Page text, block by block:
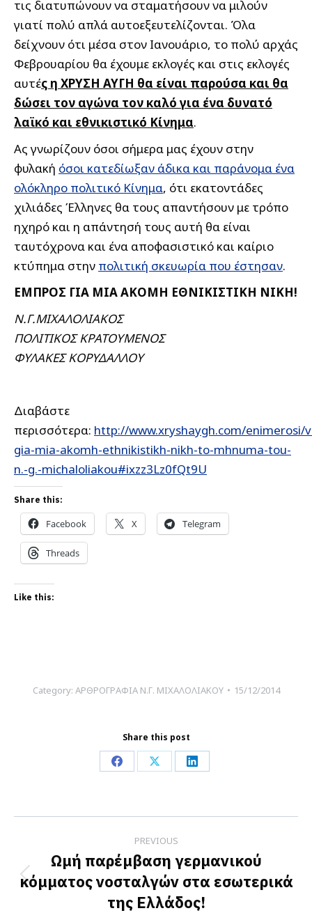
τις διατυπώνουν να σταματήσουν να μιλούν
γιατί πολύ απλά αυτοεξευτελίζονται. Όλα
δείχνουν ότι μέσα στον Ιανουάριο, το πολύ αρχάς
Φεβρουαρίου θα έχουμε εκλογές και στις εκλογές
αυτές η ΧΡΥΣΗ ΑΥΓΗ θα είναι παρούσα και θα
δώσει τον αγώνα τον καλό για ένα δυνατό
λαϊκό και εθνικιστικό Κίνημα.
Ας γνωρίζουν όσοι σήμερα μας έχουν στην
φυλακή όσοι κατεδίωξαν άδικα και παράνομα ένα
ολόκληρο πολιτικό Κίνημα, ότι εκατοντάδες
χιλιάδες Έλληνες θα τους απαντήσουν με τρόπο
ηχηρό και η απάντησή τους αυτή θα είναι
ταυτόχρονα και ένα αποφασιστικό και καίριο
κτύπημα στην πολιτική σκευωρία που έστησαν.
ΕΜΠΡΟΣ ΓΙΑ ΜΙΑ ΑΚΟΜΗ ΕΘΝΙΚΙΣΤΙΚΗ ΝΙΚΗ!
Ν.Γ.ΜΙΧΑΛΟΛΙΑΚΟΣ
ΠΟΛΙΤΙΚΟΣ ΚΡΑΤΟΥΜΕΝΟΣ
ΦΥΛΑΚΕΣ ΚΟΡΥΔΑΛΛΟΥ
Διαβάστε
περισσότερα: http://www.xryshaygh.com/enimerosi/
gia-mia-akomh-ethnikistikh-nikh-to-mhnuma-tou-
n.-g.-michaloliakou#ixzz3Lz0fQt9U
Share this:
Facebook X Telegram
Threads
Like this:
Category: ΑΡΘΡΟΓΡΑΦΙΑ Ν.Γ. ΜΙΧΑΛΟΛΙΑΚΟΥ 15/12/2014
Share this post
Share
Facebook
Share
X
Share
LinkedIn
navigation
PREVIOUS
Previous
post:
Ωμή παρέμβαση γερμανικού
κόμματος νοσταλγών στα εσωτερικά
της Ελλάδος!